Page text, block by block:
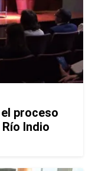
el proceso
Indio